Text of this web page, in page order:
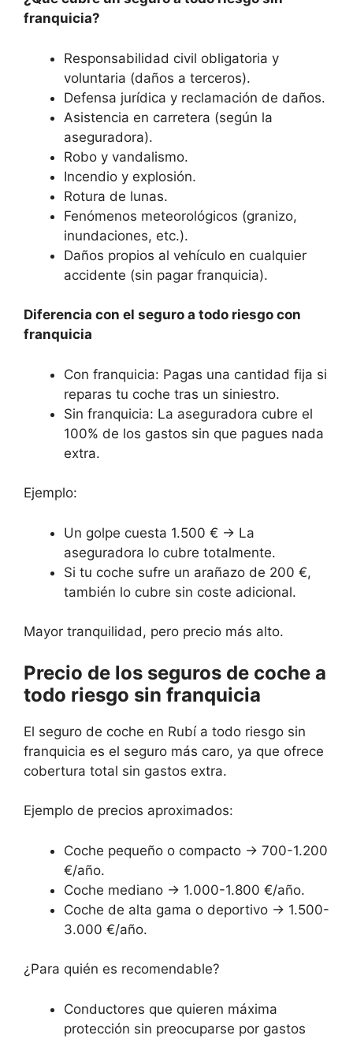
franquicia?
Responsabilidad civil obligatoria y
voluntaria (daños a terceros).
Defensa jurídica y reclamación de daños.
Asistencia en carretera (según la
aseguradora).
Robo y vandalismo.
Incendio y explosión.
Rotura de lunas.
Fenómenos meteorológicos (granizo,
inundaciones, etc.).
Daños propios al vehículo en cualquier
accidente (sin pagar franquicia).
Diferencia con el seguro a todo riesgo con
franquicia
Con franquicia: Pagas una cantidad fija si
reparas tu coche tras un siniestro.
Sin franquicia: La aseguradora cubre el
100% de los gastos sin que pagues nada
extra.
Ejemplo:
Un golpe cuesta 1.500 € → La
aseguradora lo cubre totalmente.
Si tu coche sufre un arañazo de 200 €,
también lo cubre sin coste adicional.
Mayor tranquilidad, pero precio más alto.
Precio de los seguros de coche a
todo riesgo sin franquicia
El seguro de coche en Rubí a todo riesgo sin
franquicia es el seguro más caro, ya que ofrece
cobertura total sin gastos extra.
Ejemplo de precios aproximados:
Coche pequeño o compacto → 700-1.200
€/año.
Coche mediano → 1.000-1.800 €/año.
Coche de alta gama o deportivo → 1.500-
3.000 €/año.
¿Para quién es recomendable?
Conductores que quieren máxima
protección sin preocuparse por gastos